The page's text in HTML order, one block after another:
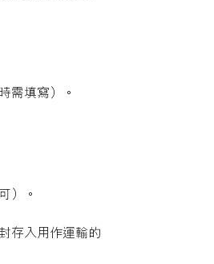
需填寫）。
）。
存入用作運輸的